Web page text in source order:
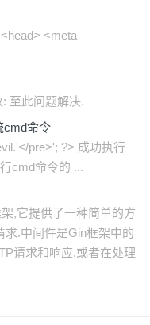
<meta
至此问题解决.
cmd命令
pre>'; ?> 成功执行
cmd命令的 ...
,它提供了一种简单的方
求.中间件是Gin框架中的
请求和响应,或者在处理